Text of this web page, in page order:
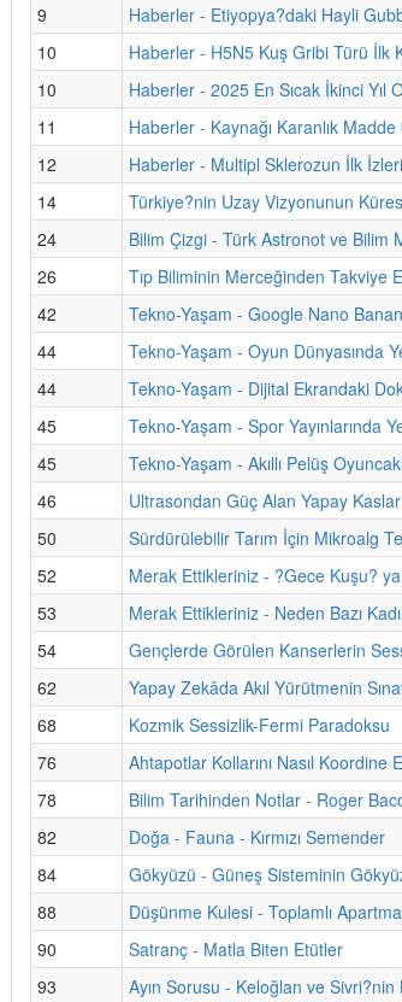
9
Haberler - Etiyopya?daki Hayli
10
Haberler - H5N5 Kuş Gribi Türü İlk
10
Haberler - 2025 En Sıcak İkinci Yıl
11
Haberler - Kaynağı Karanlık
12
Haberler - Multipl Sklerozun İlk
14
Türkiye?nin Uzay Vizyonunun
24
Bilim Çizgi - Türk Astronot ve Bilim
26
Tıp Biliminin Merceğinden Takviye
42
Tekno-Yaşam - Google Nano
44
Tekno-Yaşam - Oyun Dünyasında
44
Tekno-Yaşam - Dijital Ekrandaki
45
Tekno-Yaşam - Spor Yayınlarında
45
Tekno-Yaşam - Akıllı Pelüş
46
Ultrasondan Güç Alan Yapay Kaslar
50
Sürdürülebilir Tarım İçin Mikroalg
52
Merak Ettikleriniz - ?Gece Kuşu?
53
Merak Ettikleriniz - Neden Bazı
54
Gençlerde Görülen Kanserlerin
62
Yapay Zekâda Akıl Yürütmenin
68
Kozmik Sessizlik-Fermi Paradoksu
76
Ahtapotlar Kollarını Nasıl Koordine
78
Bilim Tarihinden Notlar - Roger
82
Doğa - Fauna - Kırmızı Semender
84
Gökyüzü - Güneş Sisteminin
88
Düşünme Kulesi - Toplamlı
90
Satranç - Matla Biten Etütler
93
Ayın Sorusu - Keloğlan ve